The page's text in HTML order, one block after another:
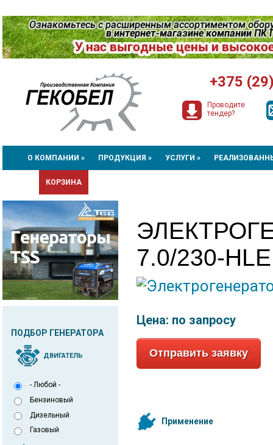
+375
Проводите
тендер?
О КОМПАНИИ » ПРОДУКЦИЯ » УСЛУГИ »
КОРЗИНА
ПОДБОР ГЕНЕРАТОРА
ДВИГАТЕЛЬ
- Любой -
Бензиновый
Дизельный
Газовый
7.0/230-НLE
Цена: по запросу
Отправить заявку
Применение